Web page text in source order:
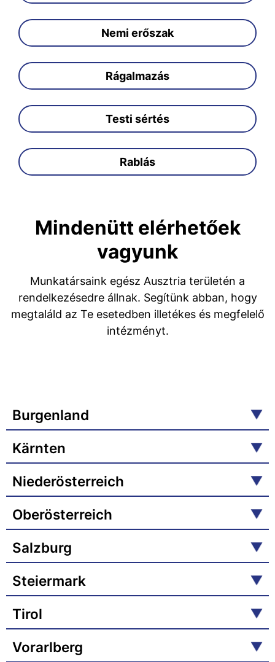
Nemi erőszak
Rágalmazás
Testi sértés
Rablás
Mindenütt elérhetőek
vagyunk
Munkatársaink egész Ausztria területén a
rendelkezésedre állnak. Segítünk abban, hogy
megtaláld az Te esetedben illetékes és megfelelő
intézményt.
Burgenland
Kärnten
Niederösterreich
Oberösterreich
Salzburg
Steiermark
Tirol
Vorarlberg